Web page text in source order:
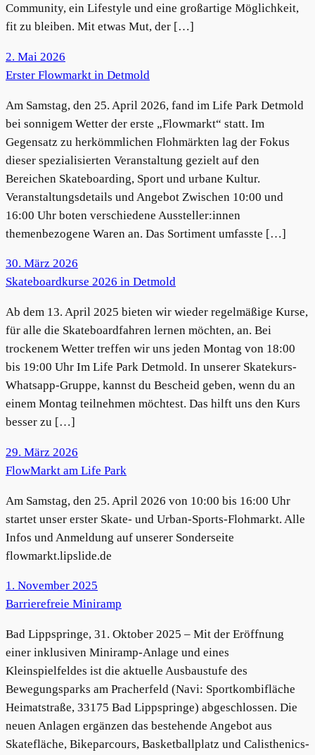
Community, ein Lifestyle und eine großartige Möglichkeit,
fit zu bleiben. Mit etwas Mut, der […]
2. Mai 2026
Erster Flowmarkt in Detmold
Am Samstag, den 25. April 2026, fand im Life Park Detmold
bei sonnigem Wetter der erste „Flowmarkt“ statt. Im
Gegensatz zu herkömmlichen Flohmärkten lag der Fokus
dieser spezialisierten Veranstaltung gezielt auf den
Bereichen Skateboarding, Sport und urbane Kultur.
Veranstaltungsdetails und Angebot Zwischen 10:00 und
16:00 Uhr boten verschiedene Aussteller:innen
themenbezogene Waren an. Das Sortiment umfasste […]
30. März 2026
Skateboardkurse 2026 in Detmold
Ab dem 13. April 2025 bieten wir wieder regelmäßige Kurse,
für alle die Skateboardfahren lernen möchten, an. Bei
trockenem Wetter treffen wir uns jeden Montag von 18:00
bis 19:00 Uhr Im Life Park Detmold. In unserer Skatekurs-
Whatsapp-Gruppe, kannst du Bescheid geben, wenn du an
einem Montag teilnehmen möchtest. Das hilft uns den Kurs
besser zu […]
29. März 2026
FlowMarkt am Life Park
Am Samstag, den 25. April 2026 von 10:00 bis 16:00 Uhr
startet unser erster Skate- und Urban-Sports-Flohmarkt. Alle
Infos und Anmeldung auf unserer Sonderseite
flowmarkt.lipslide.de
1. November 2025
Barrierefreie Miniramp
Bad Lippspringe, 31. Oktober 2025 – Mit der Eröffnung
einer inklusiven Miniramp-Anlage und eines
Kleinspielfeldes ist die aktuelle Ausbaustufe des
Bewegungsparks am Pracherfeld (Navi: Sportkombifläche
Heimatstraße, 33175 Bad Lippspringe) abgeschlossen. Die
neuen Anlagen ergänzen das bestehende Angebot aus
Skatefläche, Bikeparcours, Basketballplatz und Calisthenics-